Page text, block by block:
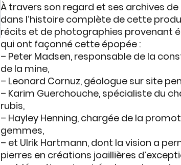
À travers son regard et ses archives
dans l’histoire complète de cette
récits et de photographies provenant
qui ont façonné cette épopée :
– Peter Madsen, responsable de la
de la mine,
– Leonard Cornuz, géologue sur site
– Karim Guerchouche, spécialiste du
rubis,
– Hayley Henning, chargée de la
gemmes,
– et Ulrik Hartmann, dont la vision a
pierres en créations joaillières